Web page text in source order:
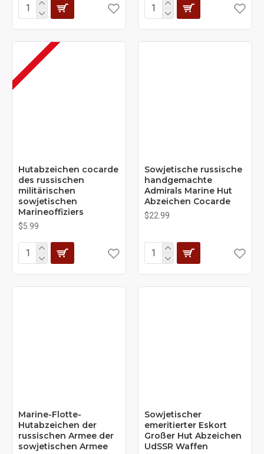
Hutabzeichen cocarde
des russischen
militärischen
sowjetischen
Marineoffiziers
$5.99
Sowjetische russische
handgemachte
Admirals Marine Hut
Abzeichen Cocarde
$22.99
Marine-Flotte-
Hutabzeichen der
russischen Armee der
sowjetischen Armee
Sowjetischer
emeritierter Eskort
Großer Hut Abzeichen
UdSSR Waffen